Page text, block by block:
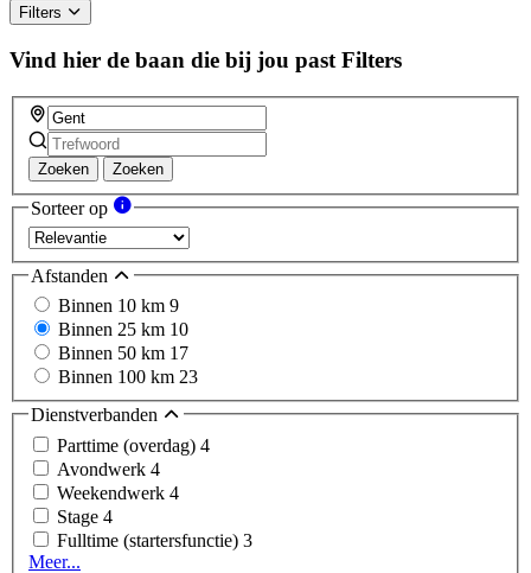
Filters
Vind hier de baan die bij jou past Filters
Zoeken Zoeken
Sorteer op
Afstanden
Binnen 10 km 9
Binnen 25 km 10
Binnen 50 km 17
Binnen 100 km 23
Dienstverbanden
Parttime (overdag) 4
Avondwerk 4
Weekendwerk 4
Stage 4
Fulltime (startersfunctie) 3
Meer...